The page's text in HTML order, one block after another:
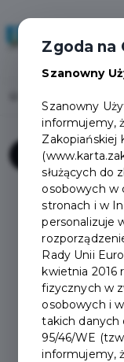
Sprawdź
przedstawić
Jeśli
twierdząco
odpowiedzi,
Uwaga.
z karty
systemie.
Zgoda na
Szanowny
Szanowny
informujemy,
Zakopiańskiej
służących do
osobowych w
stronach i w
personalizuje
Rady Unii
kwietnia 2016
fizycznych w
osobowych i
takich danych
95/46/WE
informujemy,